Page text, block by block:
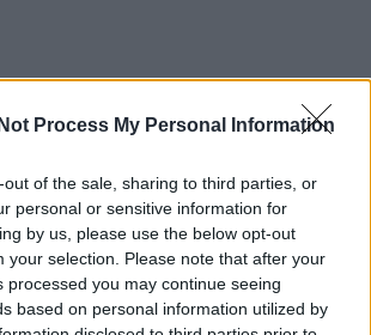
Process My Personal Information
out of the sale, sharing to third parties, or
personal or sensitive information for
by us, please use the below opt-out
your selection. Please note that after your
processed you may continue seeing
based on personal information utilized by